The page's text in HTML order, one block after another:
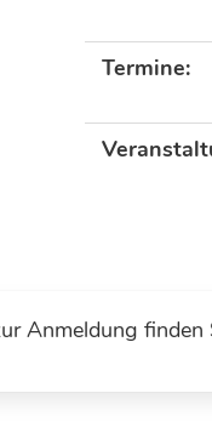
Termine:
Anmeldung finden